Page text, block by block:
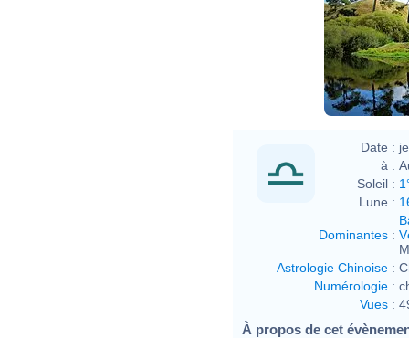
Date :
à :
Soleil :
Lune :
Dominantes :
Astrologie Chinoise :
Numérologie :
Vues :
À propos de cet